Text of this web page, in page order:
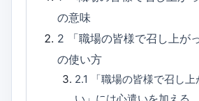
の意味
2
「職場の皆様で召し上が
の使い方
2.1
「職場の皆様で召し